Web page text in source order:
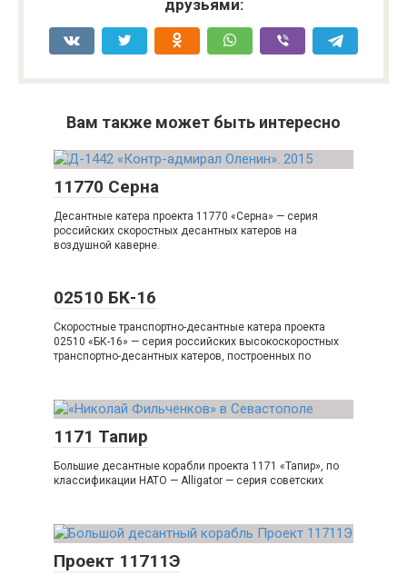
друзьями:
Вам также может быть интересно
11770 Серна
Десантные катера проекта 11770 «Серна» — серия
российских скоростных десантных катеров на
воздушной каверне.
02510 БК-16
Скоростные транспортно-десантные катера проекта
02510 «БК-16» — серия российских высокоскоростных
транспортно-десантных катеров, построенных по
1171 Тапир
Большие десантные корабли проекта 1171 «Тапир», по
классификации НАТО — Alligator — серия советских
Проект 11711Э